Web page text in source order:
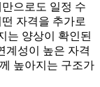
으로도 일정 수
자격을 추가로
는 양상이 확인된
계성이 높은 자격
높아지는 구조가